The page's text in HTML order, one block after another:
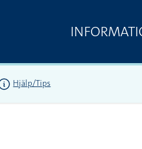
Hjälp/Tips